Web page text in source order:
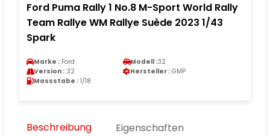
Ford Puma Rally 1 No.8 M-Sport World Rally
Team Rallye WM Rallye Suède 2023 1/43
Spark
Marke : Ford Modell :32
Version : 32 Hersteller : GMP
Massstabe : 1/18
Beschreibung
Eigenschaften